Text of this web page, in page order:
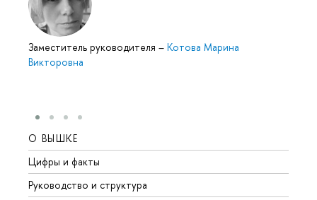
Заместитель руководителя – Котова Марина
Викторовна
О ВЫШКЕ
Цифры и факты
Руководство и структура